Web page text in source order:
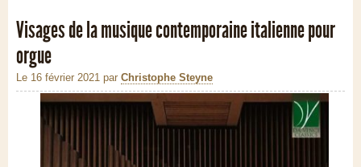
Visages de la musique contemporaine italienne pour
orgue
Le 16 février 2021 par Christophe Steyne